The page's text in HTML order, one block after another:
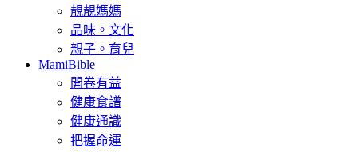
靚靚媽媽
品味。文化
親子。育兒
MamiBible
開卷有益
健康食譜
健康通識
把握命運